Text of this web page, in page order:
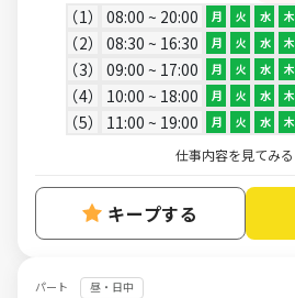
1
08:00 ~ 20:00 月 火 水 木
2 08:30 ~ 16:30 月 火 水 木
3 09:00 ~ 17:00 月 火 水 木
4 10:00 ~ 18:00 月 火 水 木
5 11:00 ~ 19:00 月 火 水 木
仕事内容を見てみる
キープする
パート 昼・日中